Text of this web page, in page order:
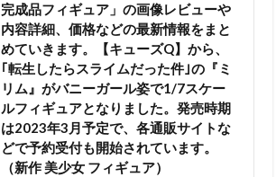
完成品フィギュア」の画像レビューや
内容詳細、価格などの最新情報をまと
めていきます。【キューズQ】から、
｢転生したらスライムだった件｣の『ミ
リム』がバニーガール姿で1/7スケー
ルフィギュアとなりました。発売時期
は2023年3月予定で、各通販サイトな
どで予約受付も開始されています。
（新作 美少女 フィギュア）